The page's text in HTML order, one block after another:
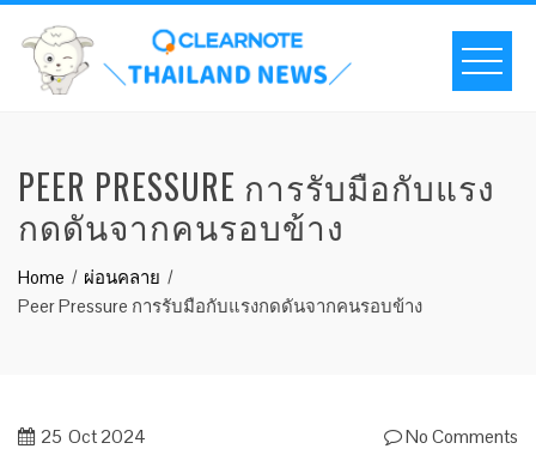
PEER PRESSURE การรับมือกับแรง
กดดันจากคนรอบข้าง
Home
ผ่อนคลาย
Peer Pressure การรับมือกับแรงกดดันจากคนรอบข้าง
25 Oct 2024 No Comments